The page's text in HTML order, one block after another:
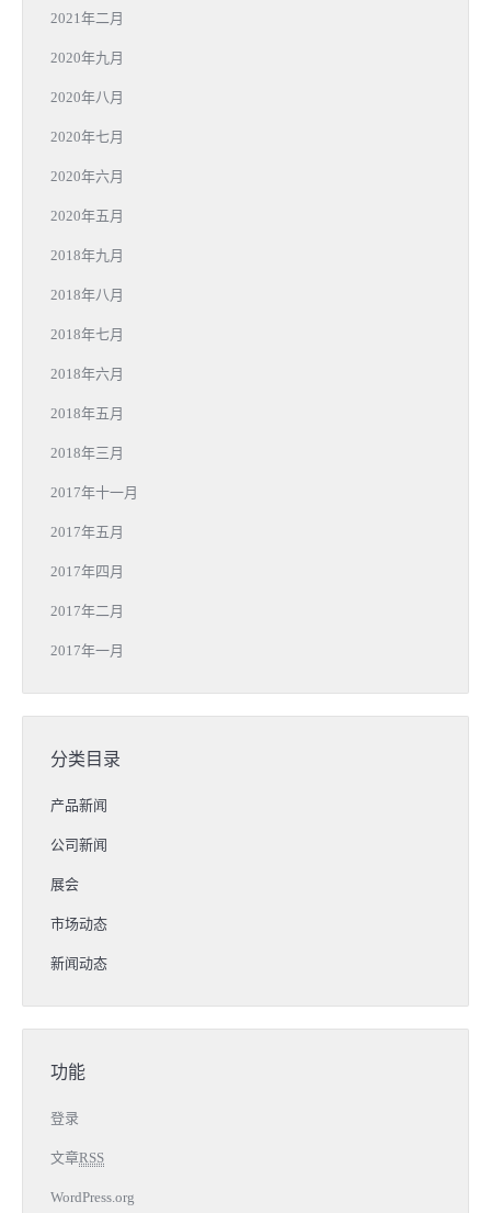
2021年二月
2020年九月
2020年八月
2020年七月
2020年六月
2020年五月
2018年九月
2018年八月
2018年七月
2018年六月
2018年五月
2018年三月
2017年十一月
2017年五月
2017年四月
2017年二月
2017年一月
分类目录
产品新闻
公司新闻
展会
市场动态
新闻动态
功能
登录
文章RSS
WordPress.org